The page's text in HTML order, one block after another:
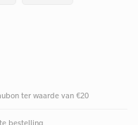
ter waarde van €20
bestelling